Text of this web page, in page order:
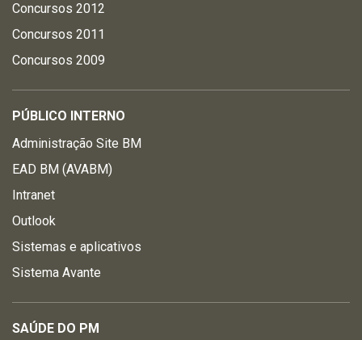
Concursos 2012
Concursos 2011
Concursos 2009
PÚBLICO INTERNO
Administração Site BM
EAD BM (AVABM)
Intranet
Outlook
Sistemas e aplicativos
Sistema Avante
SAÚDE DO PM